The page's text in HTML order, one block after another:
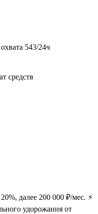
543/24ч
средств
далее 200 000 ₽/мес. ⚡
удорожания от